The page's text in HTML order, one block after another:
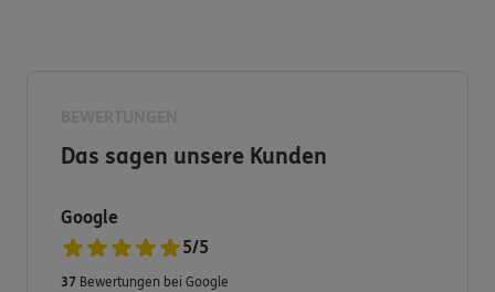
Das sagen unsere Kunden
Google
5/5
37 Bewertungen bei Google